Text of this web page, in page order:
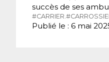
succès de ses
#CARRIER.
Publié le : 6 mai